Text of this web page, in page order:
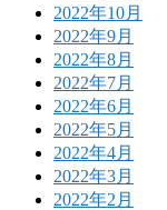
2022年10月
2022年9月
2022年8月
2022年7月
2022年6月
2022年5月
2022年4月
2022年3月
2022年2月